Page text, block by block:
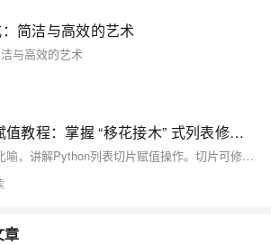
简洁与高效的艺术
与高效的艺术
Python 列表切片赋值教程：掌握 “移花接木” 式列表修改技巧
本文通过生动的“嫁接”比喻，讲解Python列表切片赋值操作。切片可修改原列表内容，实现头部、尾部或中间元素替换，支持不等长赋值，灵活实现列表结构更新。
章